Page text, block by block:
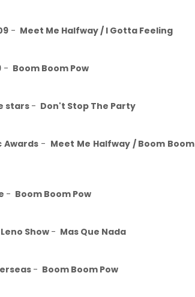
- Meet Me Halfway / I Gotta Feeling
- Boom Boom Pow
stars - Don't Stop The Party
Awards - Meet Me Halfway / Boom Boom
- Boom Boom Pow
Leno Show - Mas Que Nada
- Boom Boom Pow